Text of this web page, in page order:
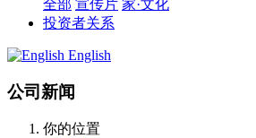
全部 宣传片 家·文化
投资者关系
English
公司新闻
你的位置